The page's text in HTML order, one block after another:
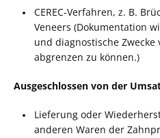
CEREC-Verfahren, z. B.
Veneers (Dokumentation
und diagnostische
abgrenzen zu können.)
Ausgeschlossen von der
Lieferung oder
anderen Waren der